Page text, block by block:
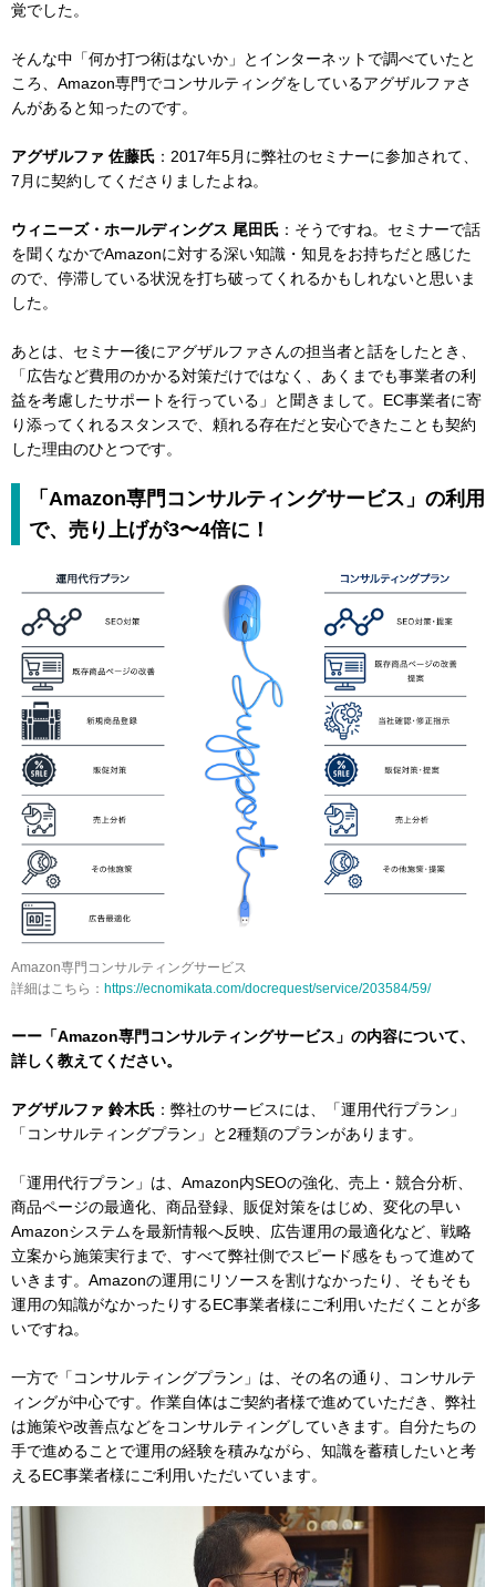
覚でした。
そんな中「何か打つ術はないか」とインターネットで調べていたと
ころ、Amazon専門でコンサルティングをしているアグザルファさ
んがあると知ったのです。
アグザルファ 佐藤氏 ：2017年5月に弊社のセミナーに参加されて、
7月に契約してくださりましたよね。
ウィニーズ・ホールディングス 尾田氏 ：そうですね。セミナーで話
を聞くなかでAmazonに対する深い知識・知見をお持ちだと感じた
ので、停滞している状況を打ち破ってくれるかもしれないと思いま
した。
あとは、セミナー後にアグザルファさんの担当者と話をしたとき、
「広告など費用のかかる対策だけではなく、あくまでも事業者の利
益を考慮したサポートを行っている」と聞きまして。EC事業者に寄
り添ってくれるスタンスで、頼れる存在だと安心できたことも契約
した理由のひとつです。
「Amazon専門コンサルティングサービス」の利用
で、売り上げが3〜4倍に！
Amazon専門コンサルティングサービス
詳細はこちら： https://ecnomikata.com/docrequest/service/203584/59/
ーー「Amazon専門コンサルティングサービス」の内容について、
詳しく教えてください。
アグザルファ 鈴木氏 ：弊社のサービスには、「運用代行プラン」
「コンサルティングプラン」と2種類のプランがあります。
「運用代行プラン」は、Amazon内SEOの強化、売上・競合分析、
商品ページの最適化、商品登録、販促対策をはじめ、変化の早い
Amazonシステムを最新情報へ反映、広告運用の最適化など、戦略
立案から施策実行まで、すべて弊社側でスピード感をもって進めて
いきます。Amazonの運用にリソースを割けなかったり、そもそも
運用の知識がなかったりするEC事業者様にご利用いただくことが多
いですね。
一方で「コンサルティングプラン」は、その名の通り、コンサルテ
ィングが中心です。作業自体はご契約者様で進めていただき、弊社
は施策や改善点などをコンサルティングしていきます。自分たちの
手で進めることで運用の経験を積みながら、知識を蓄積したいと考
えるEC事業者様にご利用いただいています。